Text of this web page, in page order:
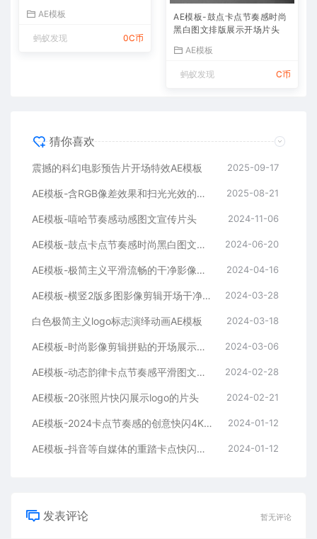
AE模板
蚂蚁发现 0C币
AE模板-鼓点卡点节奏感时尚
黑白图文排版展示开场片头
AE模板
蚂蚁发现 C币
猜你喜欢
震撼的科幻电影预告片开场特效AE模板 2025-09-17
AE模板-含RGB像差效果和扫光光效的快速logo开场 2025-08-21
AE模板-嘻哈节奏感动感图文宣传片头 2024-11-06
AE模板-鼓点卡点节奏感时尚黑白图文排版展示开场片头 2024-06-20
AE模板-极简主义平滑流畅的干净影像排版展示开场 2024-04-16
AE模板-横竖2版多图影像剪辑开场干净平滑时尚片头 2024-03-28
白色极简主义logo标志演绎动画AE模板 2024-03-18
AE模板-时尚影像剪辑拼贴的开场展示片头 2024-03-06
AE模板-动态韵律卡点节奏感平滑图文拼贴宣传片头 2024-02-28
AE模板-20张照片快闪展示logo的片头 2024-02-21
AE模板-2024卡点节奏感的创意快闪4K宣传片头 2024-01-12
AE模板-抖音等自媒体的重踏卡点快闪宣传开场 2024-01-12
发表评论 暂无评论